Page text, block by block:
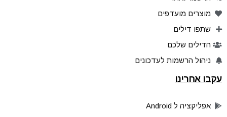
מוצרים מועדפים
שתפו דילים
הדילים שלכם
ניהול הרשמות לעדכונים
עקבו אחרינו
אפליקציה ל Android